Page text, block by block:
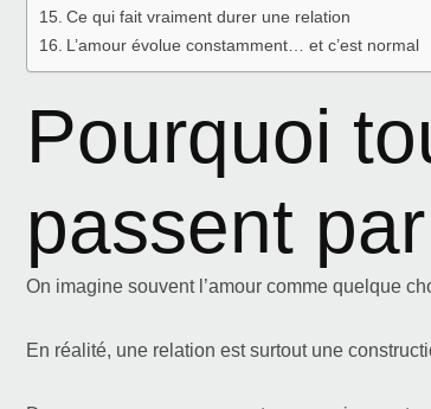
Ce qui fait vraiment durer une relation
L’amour évolue constamment… et c’est normal
Pourquoi
passent
On imagine souvent l’amour comme quelque
En réalité, une relation est surtout une